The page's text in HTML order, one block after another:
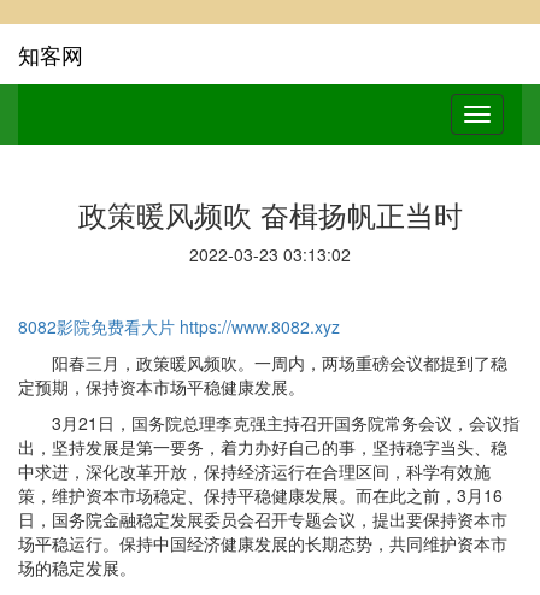
知客网
政策暖风频吹 奋楫扬帆正当时
2022-03-23 03:13:02
8082影院免费看大片 https://www.8082.xyz
阳春三月，政策暖风频吹。一周内，两场重磅会议都提到了稳
定预期，保持资本市场平稳健康发展。
3月21日，国务院总理李克强主持召开国务院常务会议，会议指
出，坚持发展是第一要务，着力办好自己的事，坚持稳字当头、稳
中求进，深化改革开放，保持经济运行在合理区间，科学有效施
策，维护资本市场稳定、保持平稳健康发展。而在此之前，3月16
日，国务院金融稳定发展委员会召开专题会议，提出要保持资本市
场平稳运行。保持中国经济健康发展的长期态势，共同维护资本市
场的稳定发展。